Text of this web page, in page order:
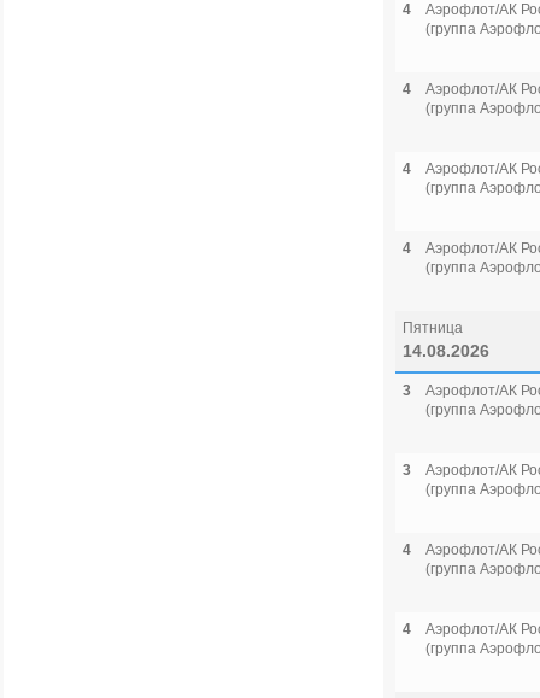
4
Аэрофлот/АК
(группа
4
Аэрофлот/АК
(группа
4
Аэрофлот/АК
(группа
4
Аэрофлот/АК
(группа
Пятница
14.08.2026
3
Аэрофлот/АК
(группа
3
Аэрофлот/АК
(группа
4
Аэрофлот/АК
(группа
4
Аэрофлот/АК
(группа